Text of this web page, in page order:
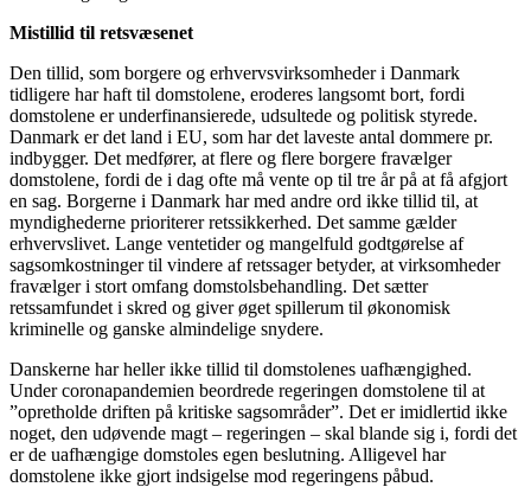
Mistillid til retsvæsenet
Den tillid, som borgere og erhvervsvirksomheder i Danmark
tidligere har haft til domstolene, eroderes langsomt bort, fordi
domstolene er underfinansierede, udsultede og politisk styrede.
Danmark er det land i EU, som har det laveste antal dommere pr.
indbygger. Det medfører, at flere og flere borgere fravælger
domstolene, fordi de i dag ofte må vente op til tre år på at få afgjort
en sag. Borgerne i Danmark har med andre ord ikke tillid til, at
myndighederne prioriterer retssikkerhed. Det samme gælder
erhvervslivet. Lange ventetider og mangelfuld godtgørelse af
sagsomkostninger til vindere af retssager betyder, at virksomheder
fravælger i stort omfang domstolsbehandling. Det sætter
retssamfundet i skred og giver øget spillerum til økonomisk
kriminelle og ganske almindelige snydere.
Danskerne har heller ikke tillid til domstolenes uafhængighed.
Under coronapandemien beordrede regeringen domstolene til at
”opretholde driften på kritiske sagsområder”. Det er imidlertid ikke
noget, den udøvende magt – regeringen – skal blande sig i, fordi det
er de uafhængige domstoles egen beslutning. Alligevel har
domstolene ikke gjort indsigelse mod regeringens påbud.